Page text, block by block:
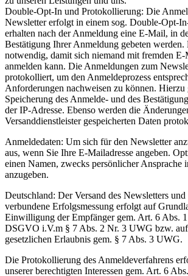
Double-Opt-In und Protokollierung: Die
Newsletter erfolgt in einem sog. Double-Opt-
erhalten nach der Anmeldung eine E-Mail, in
Bestätigung Ihrer Anmeldung gebeten werden.
notwendig, damit sich niemand mit fremden E-
anmelden kann. Die Anmeldungen zum
protokolliert, um den Anmeldeprozess
Anforderungen nachweisen zu können. Hierzu
Speicherung des Anmelde- und des
der IP-Adresse. Ebenso werden die
Versanddienstleister gespeicherten Daten
Anmeldedaten: Um sich für den Newsletter
aus, wenn Sie Ihre E-Mailadresse angeben.
einen Namen, zwecks persönlicher Ansprache
anzugeben.
Deutschland: Der Versand des Newsletters
verbundene Erfolgsmessung erfolgt auf
Einwilligung der Empfänger gem. Art. 6 Abs.
DSGVO i.V.m § 7 Abs. 2 Nr. 3 UWG bzw.
gesetzlichen Erlaubnis gem. § 7 Abs. 3 UWG.
Die Protokollierung des Anmeldeverfahrens
unserer berechtigten Interessen gem. Art. 6